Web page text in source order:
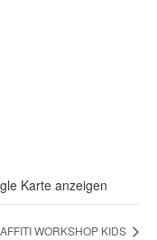
Karte anzeigen
WORKSHOP KIDS